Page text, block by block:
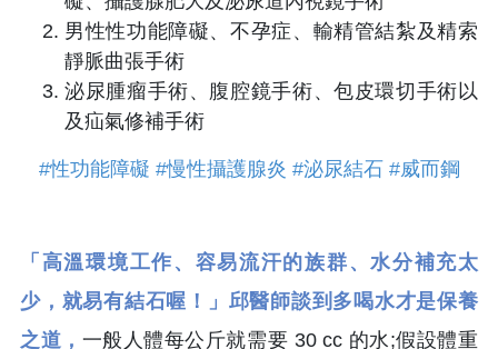
男性性功能障礙、不孕症、輸精管結紮及精索
靜脈曲張手術
泌尿腫瘤手術、腹腔鏡手術、包皮環切手術以
及疝氣修補手術
#性功能障礙 #慢性攝護腺炎 #泌尿結石 #威而鋼
「高溫環境工作、容易流汗的族群、水分補充太
少，就易有結石喔！」邱醫師談到多喝水才是保養
之道， 一般人體每公斤就需要 30 cc 的水;假設體重